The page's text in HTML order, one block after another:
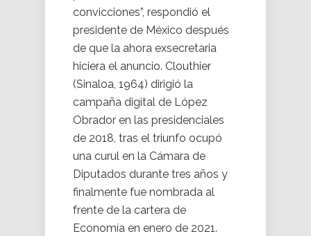
convicciones”, respondió el
presidente de México después
de que la ahora exsecretaria
hiciera el anuncio. Clouthier
(Sinaloa, 1964) dirigió la
campaña digital de López
Obrador en las presidenciales
de 2018, tras el triunfo ocupó
una curul en la Cámara de
Diputados durante tres años y
finalmente fue nombrada al
frente de la cartera de
Economía en enero de 2021.